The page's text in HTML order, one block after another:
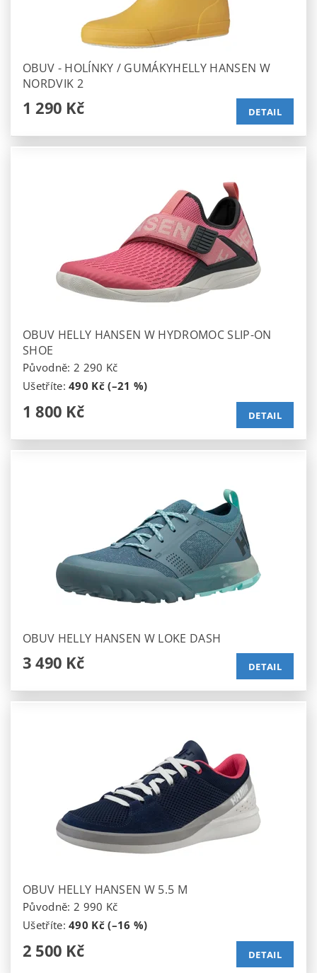
OBUV - HOLÍNKY / GUMÁKYHELLY HANSEN W
NORDVIK 2
1 290 Kč DETAIL
OBUV HELLY HANSEN W HYDROMOC SLIP-ON
SHOE
Původně: 2 290 Kč
Ušetříte:490 Kč (–21 %)
1 800 Kč DETAIL
OBUV HELLY HANSEN W LOKE DASH
3 490 Kč DETAIL
OBUV HELLY HANSEN W 5.5 M
Původně: 2 990 Kč
Ušetříte:490 Kč (–16 %)
2 500 Kč DETAIL